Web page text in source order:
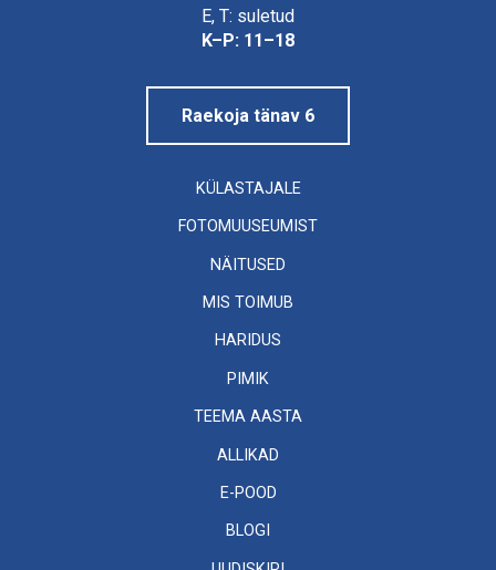
E, T: suletud
K–P: 11–18
Raekoja tänav 6
KÜLASTAJALE
FOTOMUUSEUMIST
NÄITUSED
MIS TOIMUB
HARIDUS
PIMIK
TEEMA AASTA
ALLIKAD
E-POOD
BLOGI